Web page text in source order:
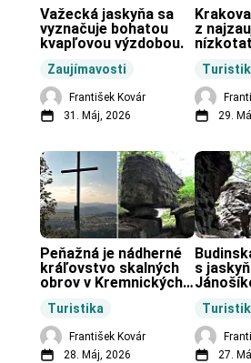
Zaujímavosti
Važecká jaskyňa sa
vyznačuje bohatou
kvapľovou výzdobou.
František Kovár
31. Máj, 2026
z
29.
Turistika
Peňažná je nádherné
kráľovstvo skalných
obrov v Kremnických
František Kovár
28. Máj, 2026
s
obci
27.